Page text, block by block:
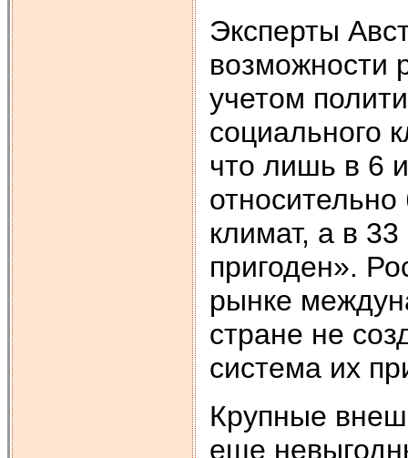
Эксперты
возможности
учетом
социального
что лишь в 6
климат, а в
пригоден».
рынке
стране не
система их
Крупные
еще